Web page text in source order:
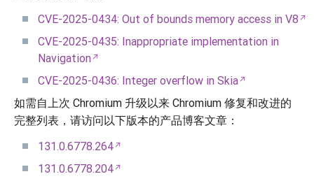
CVE-2025-0434: Out of bounds memory access in V8
CVE-2025-0435: Inappropriate implementation in
Navigation
CVE-2025-0436: Integer overflow in Skia
如需自上次 Chromium 升级以来 Chromium 修复和改进的
完整列表，请访问以下版本的产品博客文章：
131.0.6778.264
131.0.6778.204